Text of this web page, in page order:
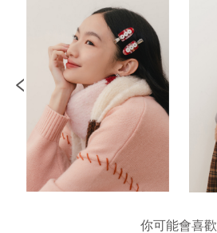
你可能會喜歡